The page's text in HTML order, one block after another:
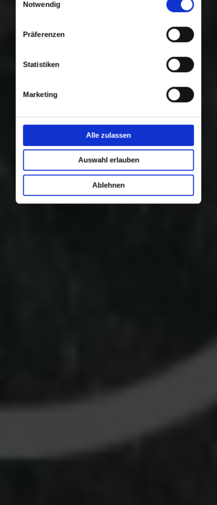
Nutzung der Dienste gesammelt haben.
Notwendig
Präferenzen
Statistiken
Marketing
Alle zulassen
Auswahl erlauben
Ablehnen